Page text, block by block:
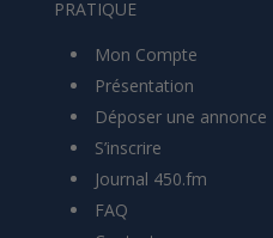
PRATIQUE
Mon Compte
Présentation
Déposer une annonce
S’inscrire
Journal 450.fm
FAQ